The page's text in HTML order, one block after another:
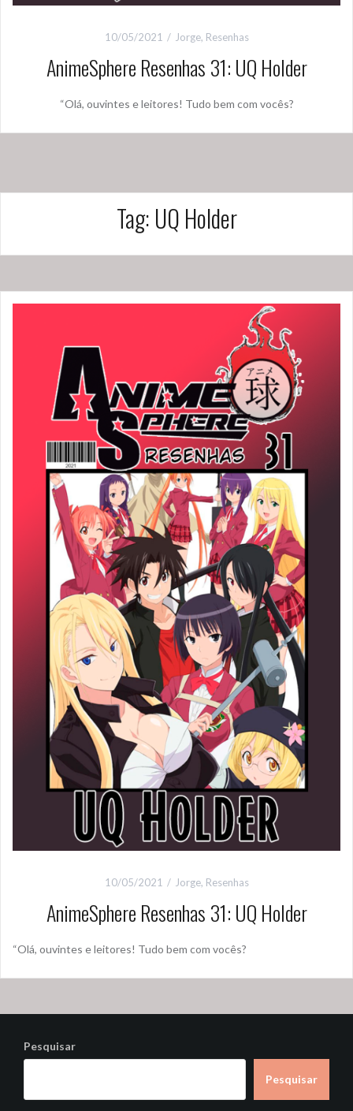
10/05/2021 Jorge, Resenhas
AnimeSphere Resenhas 31: UQ Holder
“Olá, ouvintes e leitores! Tudo bem com vocês?
Tag: UQ Holder
10/05/2021 Jorge, Resenhas
AnimeSphere Resenhas 31: UQ Holder
“Olá, ouvintes e leitores! Tudo bem com vocês?
Pesquisar
Pesquisar